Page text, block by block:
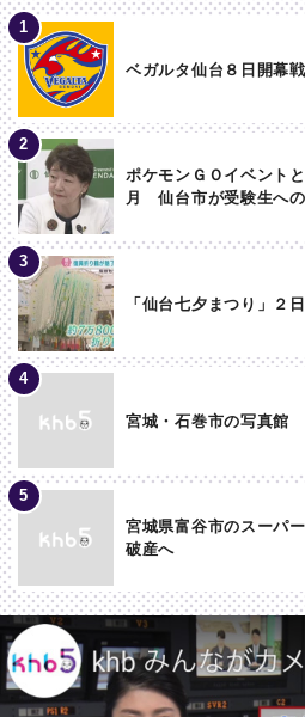
ベガルタ仙台８日開幕
ポケモンＧＯイベント
月 仙台市が受験生へ
「仙台七夕まつり」２
宮城・石巻市の写真館
宮城県富谷市のスーパ
破産へ